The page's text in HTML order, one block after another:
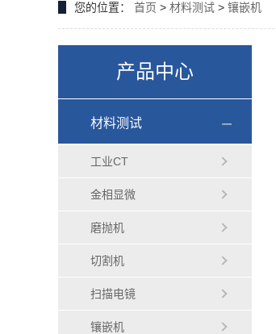
您的位置： 首页 > 材料测试 > 镶嵌机
产品中心
材料测试
工业CT
金相显微
磨抛机
切割机
扫描电镜
镶嵌机